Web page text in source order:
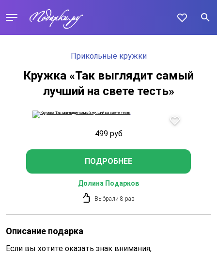
Прикольные кружки
Кружка «Так выглядит самый
лучший на свете тесть»
499 руб
ПОДРОБНЕЕ
Долина Подарков
Выбрали 8 раз
Описание подарка
Если вы хотите оказать знак внимания,